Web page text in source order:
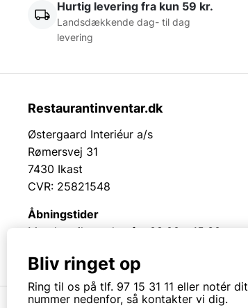
Hurtig levering fra kun 59 kr.
Landsdækkende dag- til dag
levering
Restaurantinventar.dk
Østergaard Interiéur a/s
Rømersvej 31
7430 Ikast
CVR: 25821548
Åbningstider
Mandag til torsdag fra 08:00 – 15:30.
Bliv ringet op
Ring til os på tlf. 97 15 31 11 eller notér dit
nummer nedenfor, så kontakter vi dig.